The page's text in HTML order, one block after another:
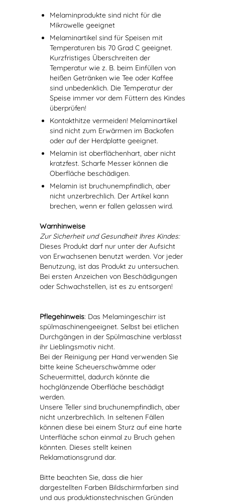
Melaminprodukte sind nicht für die
Mikrowelle geeignet
Melaminartikel sind für Speisen mit
Temperaturen bis 70 Grad C geeignet.
Kurzfristiges Überschreiten der
Temperatur wie z. B. beim Einfüllen von
heißen Getränken wie Tee oder Kaffee
sind unbedenklich. Die Temperatur der
Speise immer vor dem Füttern des Kindes
überprüfen!
Kontakthitze vermeiden! Melaminartikel
sind nicht zum Erwärmen im Backofen
oder auf der Herdplatte geeignet.
Melamin ist oberflächenhart, aber nicht
kratzfest. Scharfe Messer können die
Oberfläche beschädigen.
Melamin ist bruchunempfindlich, aber
nicht unzerbrechlich. Der Artikel kann
brechen, wenn er fallen gelassen wird.
Warnhinweise
Zur Sicherheit und Gesundheit Ihres Kindes:
Dieses Produkt darf nur unter der Aufsicht
von Erwachsenen benutzt werden. Vor jeder
Benutzung, ist das Produkt zu untersuchen.
Bei ersten Anzeichen von Beschädigungen
oder Schwachstellen, ist es zu entsorgen!
Pflegehinweis: Das Melamingeschirr ist
spülmaschinengeeignet. Selbst bei etlichen
Durchgängen in der Spülmaschine verblasst
ihr Lieblingsmotiv nicht.
Bei der Reinigung per Hand verwenden Sie
bitte keine Scheuerschwämme oder
Scheuermittel, dadurch könnte die
hochglänzende Oberfläche beschädigt
werden.
Unsere Teller sind bruchunempfindlich, aber
nicht unzerbrechlich. In seltenen Fällen
können diese bei einem Sturz auf eine harte
Unterfläche schon einmal zu Bruch gehen
könnten. Dieses stellt keinen
Reklamationsgrund dar.
Bitte beachten Sie, dass die hier
dargestellten Farben Bildschirmfarben sind
und aus produktionstechnischen Gründen